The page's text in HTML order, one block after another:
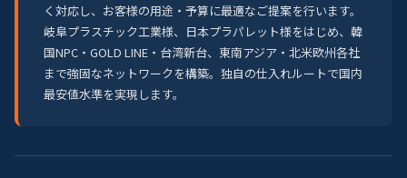
く対応し、お客様の用途・予算に最適なご提案を行います。
岐阜プラスチック工業様、日本プラパレット様をはじめ、韓
国NPC・GOLD LINE・台湾新台、東南アジア・北米欧州各社
まで強固なネットワークを構築。独自の仕入れルートで国内
最安値水準を実現します。